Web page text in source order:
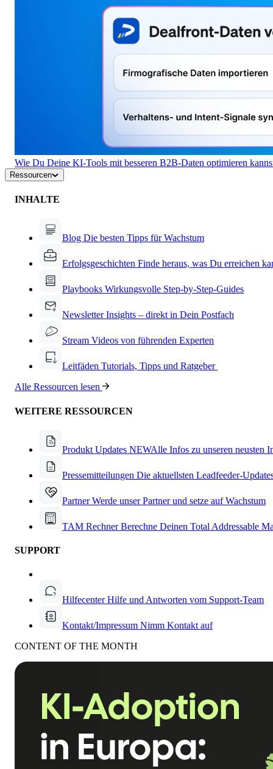
Wie Du Deine KI-Tools mit besseren B2B-Daten optimieren
Ressourcen
INHALTE
Blog Die besten Tipps für Wachstum
Erfolgsgeschichten Finde heraus, was Du erreichen
Playbooks Wirkungsvolle Step-by-Step-Guides
NewsletterInsights – direkt in Dein Postfach
Stream Videos von führenden Experten
Leitfäden Tutorials, Tipps und Ratgeber
Alle Ressourcen lesen
WEITERE RESSOURCEN
Produkt Updates NEWAlle Infos zu unseren neusten
Pressemitteilungen Die aktuellsten Leadfeeder-
PartnerWerde unser Partner und setze auf Wachstum
TAM RechnerBerechne Deinen Total Addressable
SUPPORT
HilfecenterHilfe und Antworten vom Support-Team
Kontakt/Impressum Nimm Kontakt auf
CONTENT OF THE MONTH